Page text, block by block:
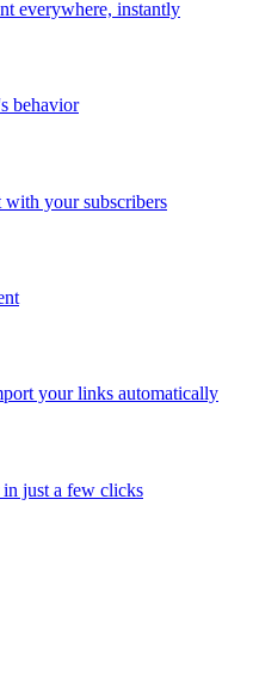
everywhere, instantly
behavior
with your subscribers
your links automatically
just a few clicks